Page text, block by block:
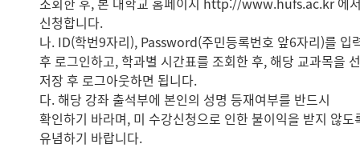
신청합니다.
나. ID(학번9자리), Password(주민등록번호 앞6자리)를 입
후 로그인하고, 학과별 시간표를 조회한 후, 해당 교과목을
저장 후 로그아웃하면 됩니다.
다. 해당 강좌 출석부에 본인의 성명 등재여부를 반드시
확인하기 바라며, 미 수강신청으로 인한 불이익을 받지 않도
유념하기 바랍니다.